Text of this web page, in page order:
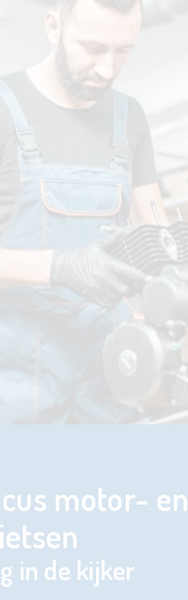
motor- en
in de kijker